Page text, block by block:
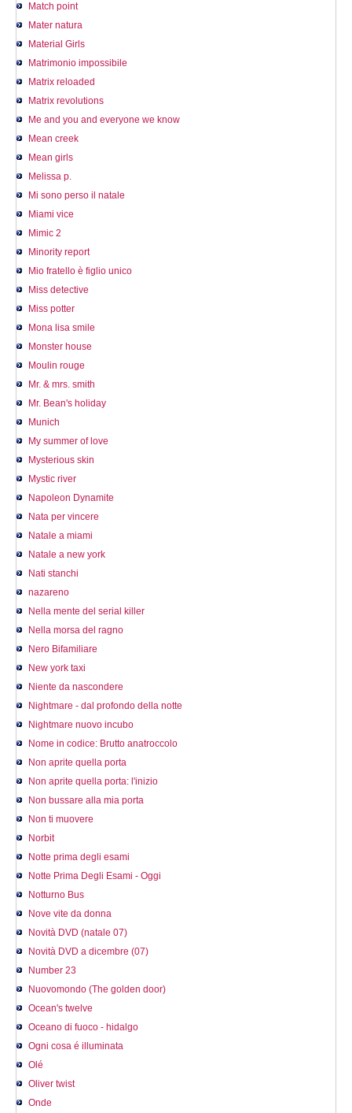
Match point
Mater natura
Material Girls
Matrimonio impossibile
Matrix reloaded
Matrix revolutions
Me and you and everyone we know
Mean creek
Mean girls
Melissa p.
Mi sono perso il natale
Miami vice
Mimic 2
Minority report
Mio fratello è figlio unico
Miss detective
Miss potter
Mona lisa smile
Monster house
Moulin rouge
Mr. & mrs. smith
Mr. Bean's holiday
Munich
My summer of love
Mysterious skin
Mystic river
Napoleon Dynamite
Nata per vincere
Natale a miami
Natale a new york
Nati stanchi
nazareno
Nella mente del serial killer
Nella morsa del ragno
Nero Bifamiliare
New york taxi
Niente da nascondere
Nightmare - dal profondo della notte
Nightmare nuovo incubo
Nome in codice: Brutto anatroccolo
Non aprite quella porta
Non aprite quella porta: l'inizio
Non bussare alla mia porta
Non ti muovere
Norbit
Notte prima degli esami
Notte Prima Degli Esami - Oggi
Notturno Bus
Nove vite da donna
Novità DVD (natale 07)
Novità DVD a dicembre (07)
Number 23
Nuovomondo (The golden door)
Ocean's twelve
Oceano di fuoco - hidalgo
Ogni cosa é illuminata
Olé
Oliver twist
Onde